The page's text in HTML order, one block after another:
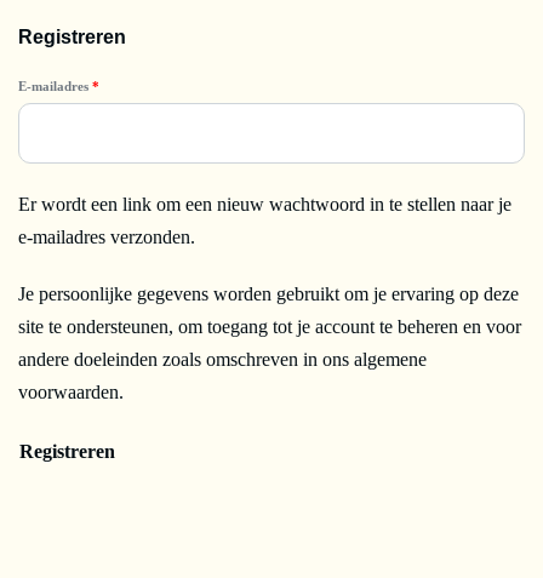
Registreren
E-mailadres *
Er wordt een link om een nieuw wachtwoord in te stellen naar je
e-mailadres verzonden.
Je persoonlijke gegevens worden gebruikt om je ervaring op deze
site te ondersteunen, om toegang tot je account te beheren en voor
andere doeleinden zoals omschreven in ons algemene
voorwaarden.
Registreren